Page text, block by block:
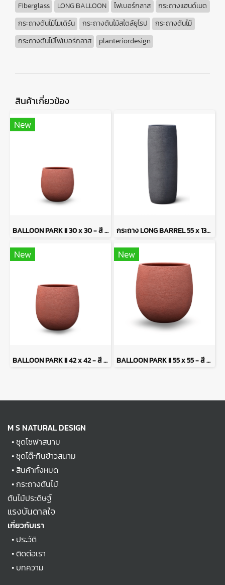
Fiberglass LONG BALLOON ไฟเบอร์กลาส
กระถางแฮนด์เมด
กระถางต้นไม้โมเดิร์น
กระถางต้นไม้สไตล์ยุโรป
กระถางต้นไม้
กระถางต้นไม้ไฟเบอร์กลาส
planteriordesign
สินค้าเกี่ยวข้อง
New
BALLOON PARK II 30 x 30 - สี ROSSO กระถาง LONG BARREL 55 x 137 - สี NERO
New
BALLOON PARK II 42 x 42 - สี ROSSO
New
BALLOON PARK II 55 x 55 - สี ROSSO
M S NATURAL DESIGN
•ชุดโซฟาสนาม
•ชุดโต๊ะกินข้าวสนาม
•สินค้าทั้งหมด
•กระถางต้นไม้
ต้นไม้ประดิษฐ์
แรงบันดาลใจ
เกี่ยวกับเรา
• ประวัติ
•ติดต่อเรา
• บทความ